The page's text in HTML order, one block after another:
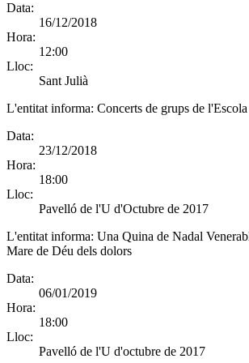
Data:
16/12/2018
Hora:
12:00
Lloc:
Sant Julià
L'entitat informa: Concerts de grups de
Data:
23/12/2018
Hora:
18:00
Lloc:
Pavelló de l'U d'Octubre de 2017
L'entitat informa: Una Quina de Nadal
Mare de Déu dels dolors
Data:
06/01/2019
Hora:
18:00
Lloc:
Pavelló de l'U d'octubre de 2017